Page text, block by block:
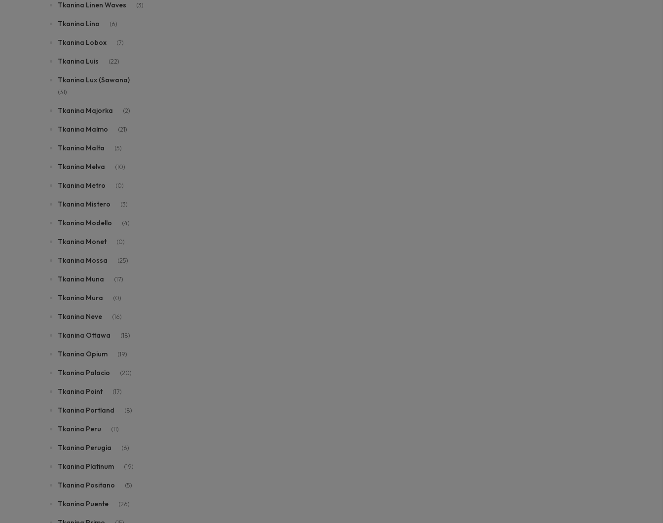
Tkanina Linen Waves (3)
Tkanina Lino (6)
Tkanina Lobox (7)
Tkanina Luis (22)
Tkanina Lux (Sawana)
(31)
Tkanina Majorka (2)
Tkanina Malmo (21)
Tkanina Malta (5)
Tkanina Melva (10)
Tkanina Metro (0)
Tkanina Mistero (3)
Tkanina Modello (4)
Tkanina Monet (0)
Tkanina Mossa (25)
Tkanina Muna (17)
Tkanina Mura (0)
Tkanina Neve (16)
Tkanina Ottawa (18)
Tkanina Opium (19)
Tkanina Palacio (20)
Tkanina Point (17)
Tkanina Portland (8)
Tkanina Peru (11)
Tkanina Perugia (6)
Tkanina Platinum (19)
Tkanina Positano (5)
Tkanina Puente (26)